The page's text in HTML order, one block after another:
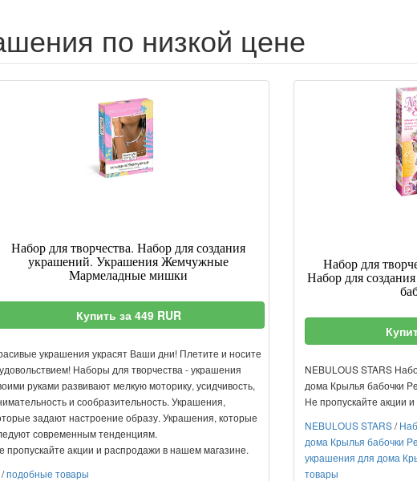
по низкой цене
Набор для творчества. Набор для создания
украшений. Украшения Жемчужные
Мармеладные мишки
Купить за 449 RUR
украшения украсят Ваши дни! Плетите и носите
Наборы для творчества - украшения
руками развивают мелкую моторику, усидчивость,
и сообразительность. Украшения,
задают настроение образу. Украшения, которые
современным тенденциям.
пропускайте акции и распродажи в нашем магазине.
/подобные товары
Набор для
Набор для
NEBULOUS STARS
дома Крылья бабочки
Не пропускайте акции
NEBULOUS STARS/
дома Крылья бабочки
украшения для дома
товары